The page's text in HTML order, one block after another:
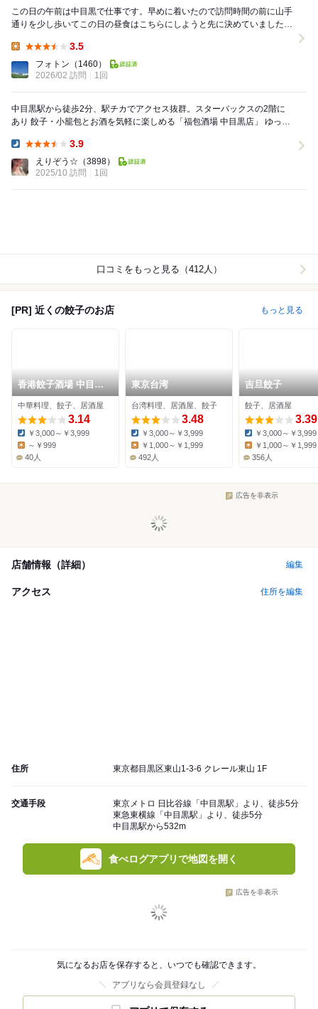
この日の午前は中目黒で仕事です。早めに着いたので訪問時間の前に山手
通りを少し歩いてこの日の昼食はこちらにしようと先に決めていました。
3.5
フォトン （1460）
2026/02 訪問
1回
中目黒駅から徒歩2分、駅チカでアクセス抜群。スターバックスの2階に
あり 餃子・小籠包とお酒を気軽に楽しめる「福包酒場 中目黒店」 ゆった
3.9
えりぞう☆ （3898）
2025/10 訪問
1回
口コミをもっと見る（412人）
[PR] 近くの餃子のお店 もっと見る
香港餃子酒場 中目黒
店
中華料理、餃子、居酒屋
3.14
Dinner:
￥3,000～￥3,999
Lunch:
～￥999
40人
東京台湾
台湾料理、居酒屋、餃子
3.48
Dinner:
￥3,000～￥3,999
￥1,000～￥1,999
492人
吉旦餃子
餃子、居酒屋
3.39
Dinner:
￥3,000～￥3,999
￥1,000～￥1,999
356人
広告を非表示
店舗情報（詳細） 編集
アクセス 住所を編集
住所 東京都目黒区東山1-3-6 クレール東山 1F
交通手段
東京メトロ 日比谷線「中目黒駅」より、徒歩5分
東急東横線「中目黒駅」より、徒歩5分
中目黒駅から532m
食べログアプリで地図を開く
広告を非表示
気になるお店を保存すると、いつでも確認できます。
アプリなら会員登録なし